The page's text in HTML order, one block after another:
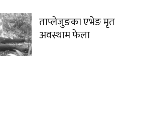
ताप्लेजुङका एभेङ मृत
अवस्थाम फेला